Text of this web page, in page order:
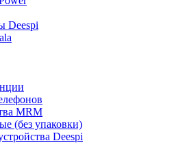
Deespi
MRM
(без упаковки)
Deespi